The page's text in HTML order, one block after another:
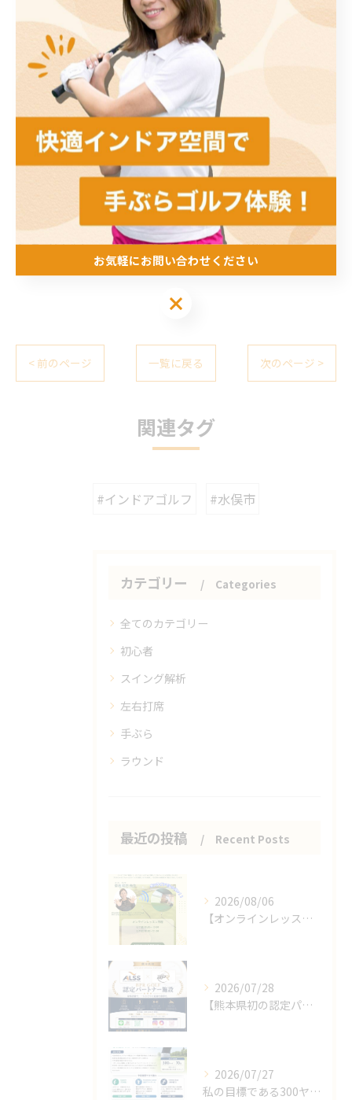
※パター練習や短いアプローチは可能
⑤5名様100分ご利用の場合
7,000円＋打席代（2時間10,000円）
17,000円÷5名＝3,400円（お一人様あたり）
きっと皆様のお悩み解決に役立つと思います！
ぜひご利用ください🙇
#インドアゴルフ #オンラインレッスン #jlpgaティーチ
ングプロ #jlpgaジュニアゴルフコーチ #水俣市
< 前のページ 一覧に戻る 次のページ >
関連タグ
#インドアゴルフ #水俣市
カテゴリー Categories
全てのカテゴリー
初心者
スイング解析
左右打席
手ぶら
ラウンド
最近の投稿 Recent Posts
2026/08/06
【オンラインレッスンのお知らせ】
2026/07/28
【熊本県初の認定パートナー施設となりました🎉】
2026/07/27
私の目標である300ヤード、70台、100メートル11秒代！
お気軽にお問い合わせください
お気軽にお問い合わせください